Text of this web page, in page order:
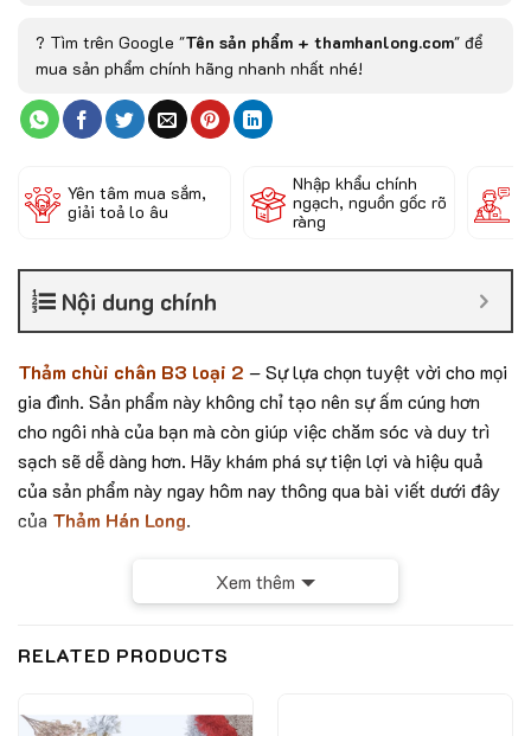
? Tìm trên Google "Tên sản phẩm + thamhanlong.com" để
mua sản phẩm chính hãng nhanh nhất nhé!
Yên tâm mua sắm,
giải toả lo âu
Nhập khẩu chính
ngạch, nguồn gốc rõ
ràng
Nội dung chính
Thảm chùi chân B3 loại 2 – Sự lựa chọn tuyệt vời cho mọi
gia đình. Sản phẩm này không chỉ tạo nên sự ấm cúng hơn
cho ngôi nhà của bạn mà còn giúp việc chăm sóc và duy trì
sạch sẽ dễ dàng hơn. Hãy khám phá sự tiện lợi và hiệu quả
của sản phẩm này ngay hôm nay thông qua bài viết dưới đây
của Thảm Hán Long.
Xem thêm
RELATED PRODUCTS